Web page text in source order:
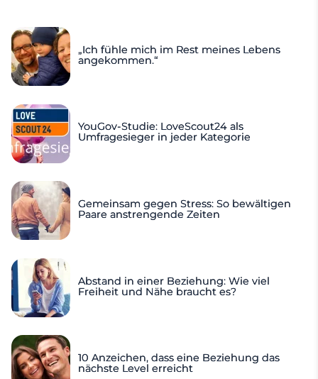
„Ich fühle mich im Rest meines Lebens
angekommen.“
YouGov-Studie: LoveScout24 als
Umfragesieger in jeder Kategorie
Gemeinsam gegen Stress: So bewältigen
Paare anstrengende Zeiten
Abstand in einer Beziehung: Wie viel
Freiheit und Nähe braucht es?
10 Anzeichen, dass eine Beziehung das
nächste Level erreicht